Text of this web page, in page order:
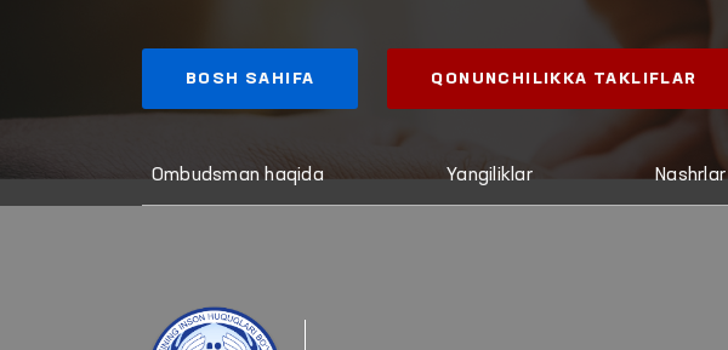
BOSH SAHIFA QONUNCHILIKKA TAKLIFLAR
Ombudsman haqida Yangiliklar Nashrlar